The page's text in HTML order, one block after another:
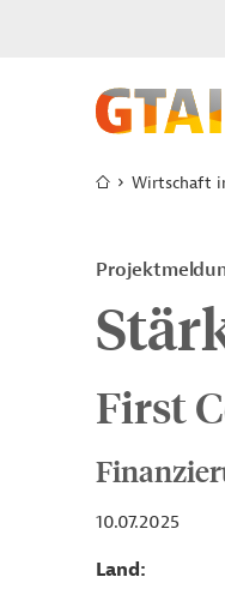
Wirtschaft
First
10.07.2025
Land